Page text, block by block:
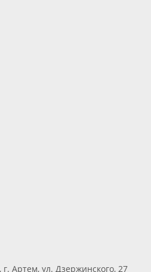
Артем, ул. Дзержинского, 27